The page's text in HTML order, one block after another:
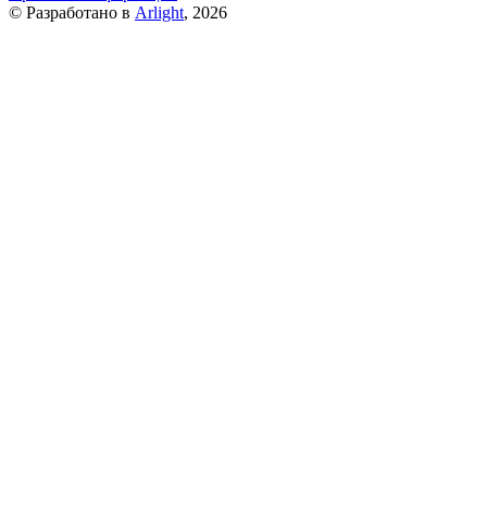
© Разработано в Arlight, 2026